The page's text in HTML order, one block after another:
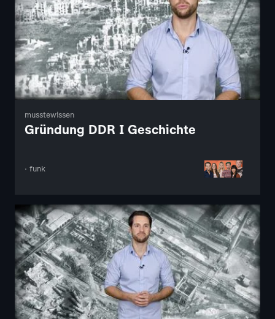
musstewissen
Gründung DDR I Geschichte
· funk